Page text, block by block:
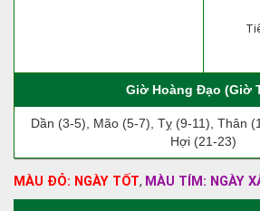
Giờ Hoàng Đạo (Giờ
Dần (3-5), Mão (5-7), Tỵ (9-11), Thân
Hợi (21-23)
MÀU ĐỎ: NGÀY TỐT, MÀU TÍM: NGÀY